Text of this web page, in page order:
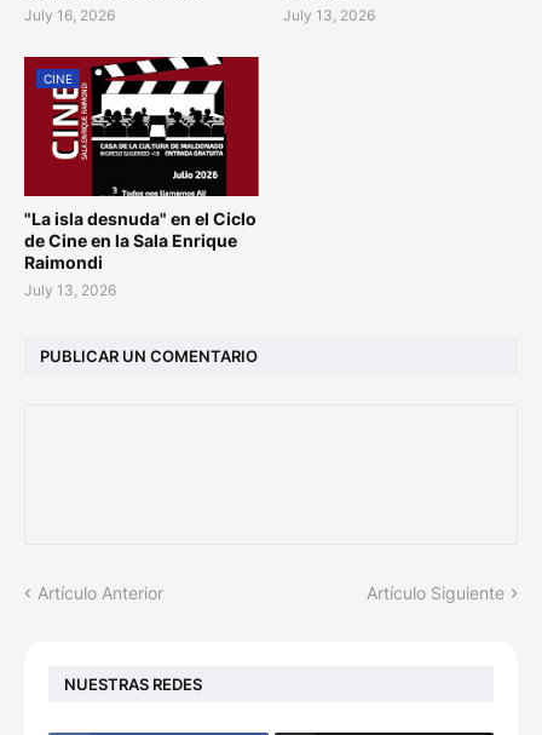
July 16, 2026 July 13, 2026
CINE
"La isla desnuda" en el Ciclo
de Cine en la Sala Enrique
Raimondi
July 13, 2026
PUBLICAR UN COMENTARIO
Artículo Anterior Artículo Siguiente
NUESTRAS REDES